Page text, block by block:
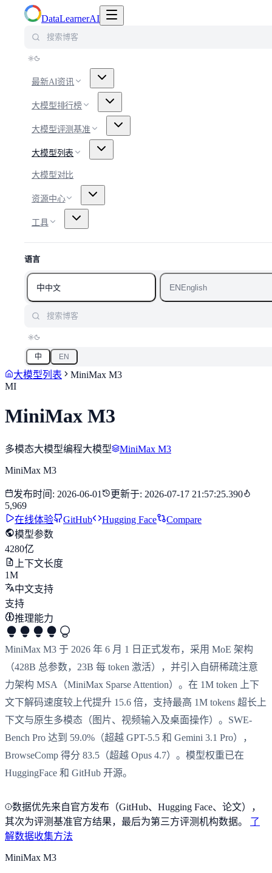
DataLearnerAI
最新AI资讯
大模型排行榜
大模型评测基准
大模型列表
大模型对比
资源中心
工具
语言
中中文 ENEnglish
中 EN
大模型列表
MiniMax M3
MI
MiniMax M3
多模态大模型编程大模型 MiniMax M3
MiniMax M3
发布时间 : 2026-06-01 更新于: 2026-07-17 21:57:25.390
5,969
在线体验
GitHub Hugging Face
Compare
模型参数
4280亿
上下文长度
1M
中文支持
支持
推理能力
MiniMax M3 于 2026 年 6 月 1 日正式发布，采用 MoE 架构
（428B 总参数，23B 每 token 激活），并引入自研稀疏注意
力架构 MSA（MiniMax Sparse Attention）。在 1M token 上下
文下解码速度较上代提升 15.6 倍，支持最高 1M tokens 超长上
下文与原生多模态（图片、视频输入及桌面操作）。SWE-
Bench Pro 达到 59.0%（超越 GPT-5.5 和 Gemini 3.1 Pro），
BrowseComp 得分 83.5（超越 Opus 4.7）。模型权重已在
HuggingFace 和 GitHub 开源。
数据优先来自官方发布（GitHub、Hugging Face、论文），
其次为评测基准官方结果，最后为第三方评测机构数据。
了
解数据收集方法
MiniMax M3